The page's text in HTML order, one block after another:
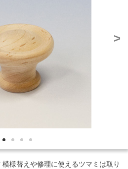
>
様替えや修理に使えるツマミは取り